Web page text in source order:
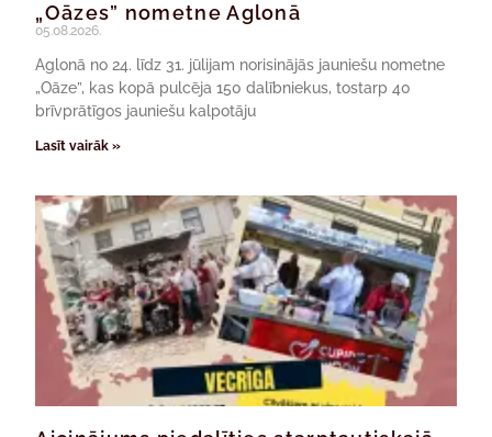
„Oāzes” nometne Aglonā
05.08.2026.
Aglonā no 24. līdz 31. jūlijam norisinājās jauniešu nometne
„Oāze”, kas kopā pulcēja 150 dalībniekus, tostarp 40
brīvprātīgos jauniešu kalpotāju
Lasīt vairāk »